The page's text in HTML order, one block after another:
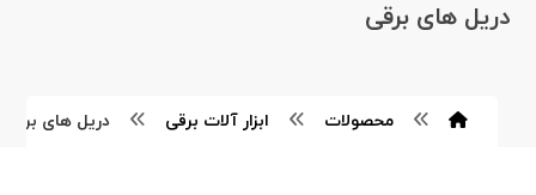
دریل های برقی
محصولات ابزار آلات برقی دریل های برقی